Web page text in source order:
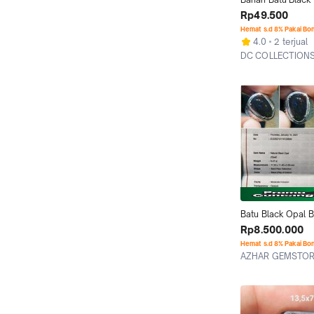
Kalimaya Bledug
MAJA BANTEN
Rp49.500
Hemat s.d 8% Pakai
4.0
2 terjual
DC
Batu Black Opal
Indonesia
Jarong 5.47 crt
Rp8.500.000
Hemat s.d 8% Pakai
AZHAR